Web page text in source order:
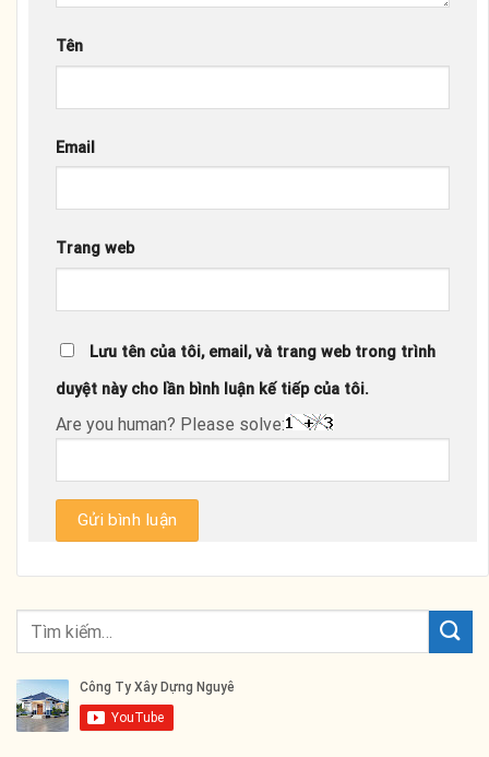
Tên
Email
Trang web
Lưu tên của tôi, email, và trang web trong trình
duyệt này cho lần bình luận kế tiếp của tôi.
Are you human? Please solve: